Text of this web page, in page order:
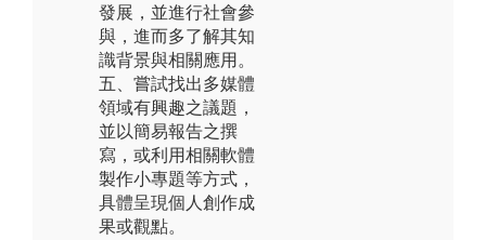
發展，並進行社會參
與，進而多了解其知
識背景與相關應用。
五、嘗試找出多媒體
領域有興趣之議題，
並以簡易報告之撰
寫，或利用相關軟體
製作小專題等方式，
具體呈現個人創作成
果或觀點。